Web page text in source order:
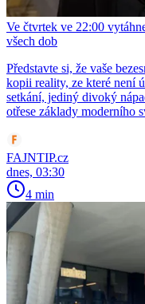
Ve čtvrtek ve 22:00
všech dob
Představte si, že vaše
kopii reality, ze které není
setkání, jediný divoký
otřese základy moderního
FAJNTIP.cz
dnes, 03:30
4 min